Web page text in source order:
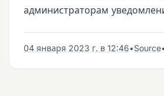
администраторам
04 января 2023 г. в 12:46•Source•